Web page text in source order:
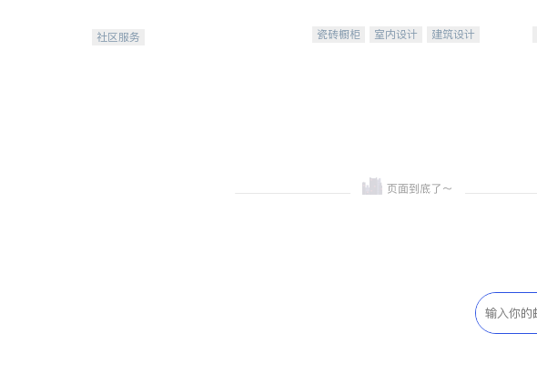
社区服务
机。品质厨房，家的选择。
瓷砖橱柜 室内设计
建筑设计